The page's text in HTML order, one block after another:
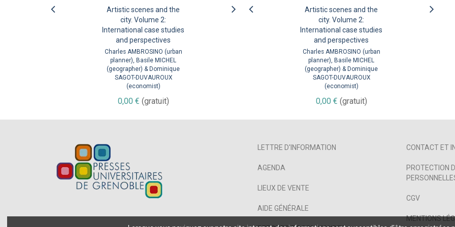
Artistic scenes and the
city. Volume 2:
International case studies
and perspectives
Charles AMBROSINO (urban
planner), Basile MICHEL
(geographer) & Dominique
SAGOT-DUVAUROUX
(economist)
0,00 € (gratuit)
Les émotions fortes en
politique. Essai sur les
hypermédiateurs des
territoires
Alain FAURE (directeur de
recherche CNRS en science
politique)
À partir de0,00 €
(gratuit)
Les émotions fortes en
politique. Essai sur les
hypermédiateurs des
territoires
Alain FAURE (directeur de
recherche CNRS en science
politique)
À partir de0,00 €
(gratuit)
Artistic scenes and the
city. Volume 2:
International case studies
and perspectives
Charles AMBROSINO (urban
planner), Basile MICHEL
(geographer) & Dominique
SAGOT-DUVAUROUX
(economist)
0,00 € (gratuit)
LETTRE D'INFORMATION
AGENDA
LIEUX DE VENTE
AIDE GÉNÉRALE
CONTACT ET
PROTECTION
CGV
MENTIONS